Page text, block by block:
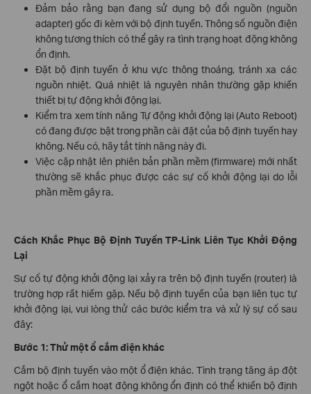
Đảm bảo rằng bạn đang sử dụng bộ đổi nguồn (nguồn
adapter) gốc đi kèm với bộ định tuyến. Thông số nguồn điện
không tương thích có thể gây ra tình trạng hoạt động không
ổn định.
Đặt bộ định tuyến ở khu vực thông thoáng, tránh xa các
nguồn nhiệt. Quá nhiệt là nguyên nhân thường gặp khiến
thiết bị tự động khởi động lại.
Kiểm tra xem tính năng Tự động khởi động lại (Auto Reboot)
có đang được bật trong phần cài đặt của bộ định tuyến hay
không. Nếu có, hãy tắt tính năng này đi.
Việc cập nhật lên phiên bản phần mềm (firmware) mới nhất
thường sẽ khắc phục được các sự cố khởi động lại do lỗi
phần mềm gây ra.
Cách Khắc Phục Bộ Định Tuyến TP-Link Liên Tục Khởi Động
Lại
Sự cố tự động khởi động lại xảy ra trên bộ định tuyến (router) là
trường hợp rất hiếm gặp. Nếu bộ định tuyến của bạn liên tục tự
khởi động lại, vui lòng thử các bước kiểm tra và xử lý sự cố sau
đây:
Bước 1: Thử một ổ cắm điện khác
Cắm bộ định tuyến vào một ổ điện khác. Tình trạng tăng áp đột
ngột hoặc ổ cắm hoạt động không ổn định có thể khiến bộ định